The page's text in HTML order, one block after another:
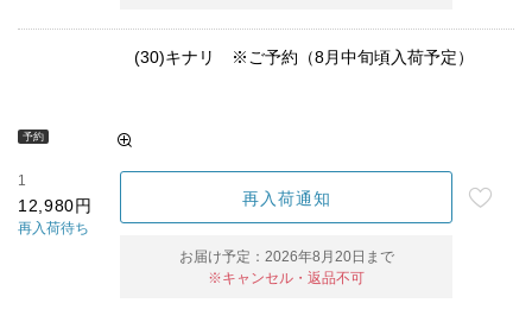
予約
(30)キナリ ※ご予約（8月中旬頃入荷予定）
1
12,980円
再入荷待ち
再入荷通知
お届け予定： 2026年8月20日まで
※キャンセル・返品不可